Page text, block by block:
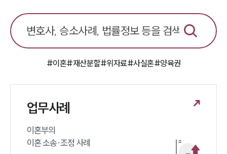
대륜법률상담예약
대륜법률상담예약
#이혼#재산분할#위자료#사실혼#양육권
업무사례
이혼부의
이혼 소송·조정 사례